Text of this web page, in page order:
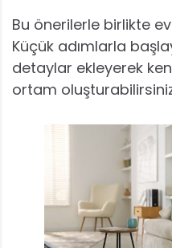
Bu önerilerle birlikte
Küçük adımlarla
detaylar ekleyerek
ortam